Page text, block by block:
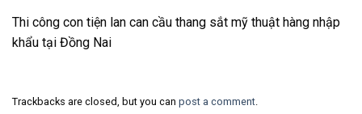
Thi công con tiện lan can cầu thang sắt mỹ thuật hàng nhập
khẩu tại Đồng Nai
Trackbacks are closed, but you can post a comment.